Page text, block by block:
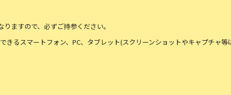
ますので、必ずご持参ください。
きるスマートフォン、PC、タブレット(スクリーンショットやキャプチャ等